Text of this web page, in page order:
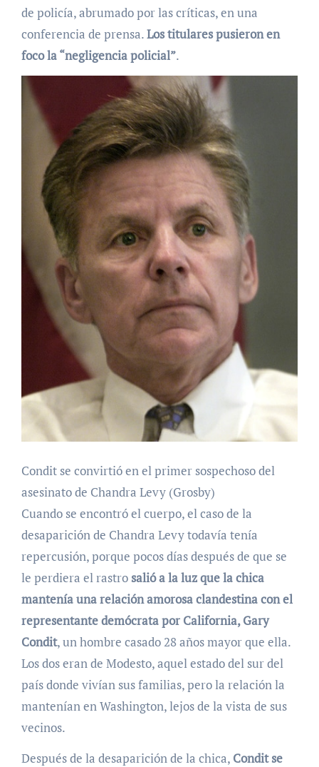
de policía, abrumado por las críticas, en una
conferencia de prensa.Los titulares pusieron en
foco la “negligencia policial”.
Condit se convirtió en el primer sospechoso del
asesinato de Chandra Levy (Grosby)
Cuando se encontró el cuerpo, el caso de la
desaparición de Chandra Levy todavía tenía
repercusión, porque pocos días después de que se
le perdiera el rastro salió a la luz que la chica
mantenía una relación amorosa clandestina con el
representante demócrata por California, Gary
Condit, un hombre casado 28 años mayor que ella.
Los dos eran de Modesto, aquel estado del sur del
país donde vivían sus familias, pero la relación la
mantenían en Washington, lejos de la vista de sus
vecinos.
Después de la desaparición de la chica, Condit se